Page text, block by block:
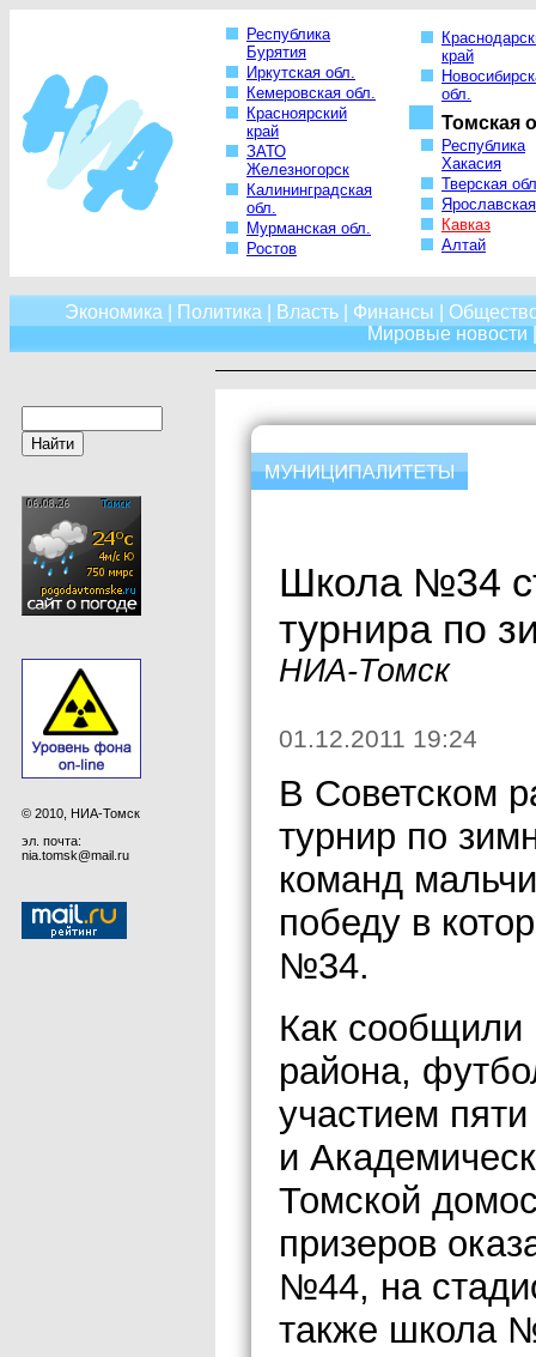
Республика
Бурятия
Иркутская обл.
Кемеровская обл.
Красноярский
край
ЗАТО
Железногорск
Калининградская
обл.
Мурманская обл.
Ростов
край
обл.
Томская
Республика
Хакасия
Тверская
Кавказ
Алтай
Экономика Политика Власть Финансы
Мировые новости
© 2010, НИА-Томск
эл. почта:
nia.tomsk@mail.ru
Школа №34
турнира по
НИА-Томск
01.12.2011 19:24
В Советском
турнир по
команд
победу в
№34.
Как
района,
участием
и
Томской
призеров
№44, на
также школа